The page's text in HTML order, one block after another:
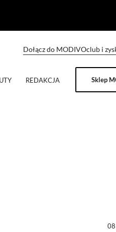
Dołącz do MODIVOclub i
REDAKCJA Sklep
08